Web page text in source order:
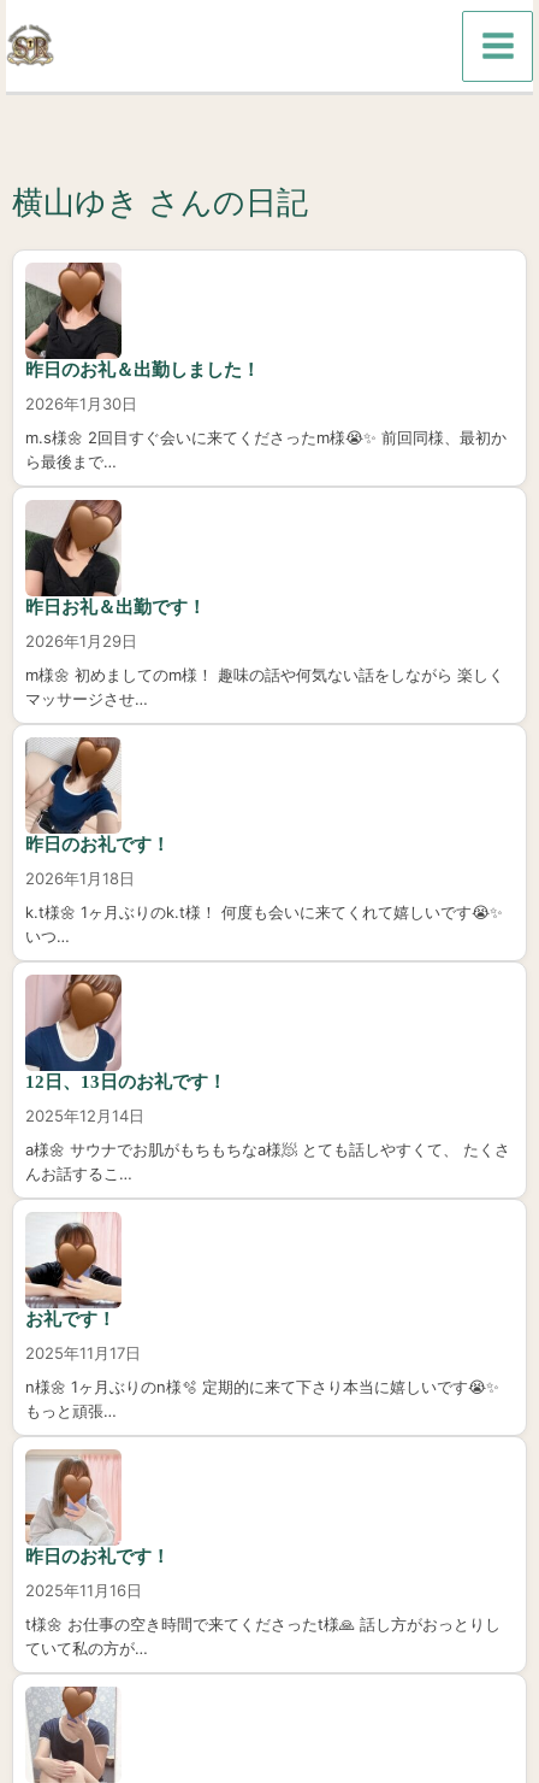
容
を
ッ
プ
横山ゆき さんの日記
昨日のお礼＆出勤しました！
2026年1月30日
m.s様🌼 2回目すぐ会いに来てくださったm様😭✨️ 前回同様、最初か
ら最後まで…
昨日お礼＆出勤です！
2026年1月29日
m様🌼 初めましてのm様！ 趣味の話や何気ない話をしながら 楽しく
マッサージさせ…
昨日のお礼です！
2026年1月18日
k.t様🌼 1ヶ月ぶりのk.t様！ 何度も会いに来てくれて嬉しいです😭✨️
いつ…
12日、13日のお礼です！
2025年12月14日
a様🌼 サウナでお肌がもちもちなa様🧖 とても話しやすくて、 たくさ
んお話するこ…
お礼です！
2025年11月17日
n様🌼 1ヶ月ぶりのn様🫧 定期的に来て下さり本当に嬉しいです😭✨️
もっと頑張…
昨日のお礼です！
2025年11月16日
t様🌼 お仕事の空き時間で来てくださったt様🙏 話し方がおっとりし
ていて私の方が…